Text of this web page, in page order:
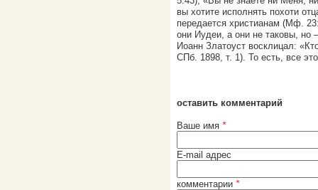
вы хотите исполнять похоти
передается христианам (Мф.
они Иудеи, а они не таковы, но
Иоанн Златоуст восклицал:
СПб. 1898, т. 1). То есть, все
оставить комментарий
Ваше имя *
E-mail адрес
комментарии *